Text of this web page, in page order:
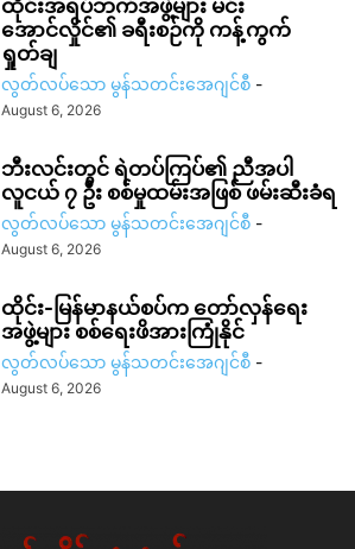
ထိုင်းအရပ်ဘက်အဖွဲ့များ မင်း
အောင်လှိုင်၏ ခရီးစဉ်ကို ကန့်ကွက်
ရှုတ်ချ
လွတ်လပ်သော မွန်သတင်းအေဂျင်စီ -
August 6, 2026
ဘီးလင်းတွင် ရဲတပ်ကြပ်၏ ညီအပါ
လူငယ် ၇ ဦး စစ်မှုထမ်းအဖြစ် ဖမ်းဆီးခံရ
လွတ်လပ်သော မွန်သတင်းအေဂျင်စီ -
August 6, 2026
ထိုင်း-မြန်မာနယ်စပ်က တော်လှန်ရေး
အဖွဲ့များ စစ်ရေးဖိအားကြုံနိုင်
လွတ်လပ်သော မွန်သတင်းအေဂျင်စီ -
August 6, 2026